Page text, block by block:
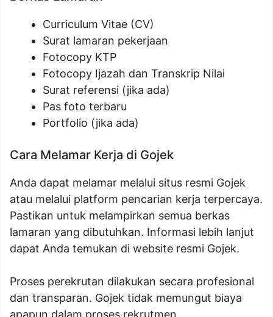
Curriculum Vitae (CV)
Surat lamaran pekerjaan
Fotocopy KTP
Fotocopy Ijazah dan Transkrip Nilai
Surat referensi (jika ada)
Pas foto terbaru
Portfolio (jika ada)
Cara Melamar Kerja di Gojek
Anda dapat melamar melalui situs resmi Gojek
atau melalui platform pencarian kerja terpercaya.
Pastikan untuk melampirkan semua berkas
lamaran yang dibutuhkan. Informasi lebih lanjut
dapat Anda temukan di website resmi Gojek.
Proses perekrutan dilakukan secara profesional
dan transparan. Gojek tidak memungut biaya
apapun dalam proses rekrutmen.